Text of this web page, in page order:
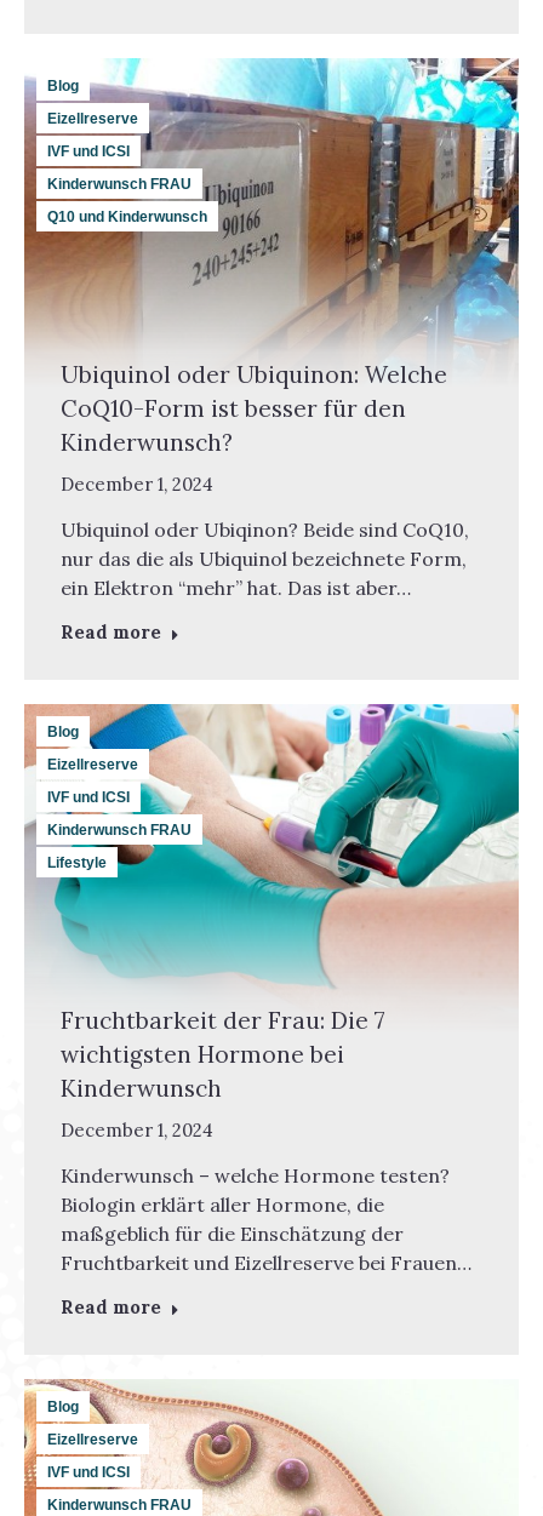
Blog
Eizellreserve
IVF und ICSI
Kinderwunsch FRAU
Q10 und Kinderwunsch
Ubiquinol oder Ubiquinon: Welche
CoQ10-Form ist besser für den
Kinderwunsch?
December 1, 2024
Ubiquinol oder Ubiqinon? Beide sind CoQ10,
nur das die als Ubiquinol bezeichnete Form,
ein Elektron “mehr” hat. Das ist aber…
Read more
Blog
Eizellreserve
IVF und ICSI
Kinderwunsch FRAU
Lifestyle
Fruchtbarkeit der Frau: Die 7
wichtigsten Hormone bei
Kinderwunsch
December 1, 2024
Kinderwunsch – welche Hormone testen?
Biologin erklärt aller Hormone, die
maßgeblich für die Einschätzung der
Fruchtbarkeit und Eizellreserve bei Frauen…
Read more
Blog
Eizellreserve
IVF und ICSI
Kinderwunsch FRAU